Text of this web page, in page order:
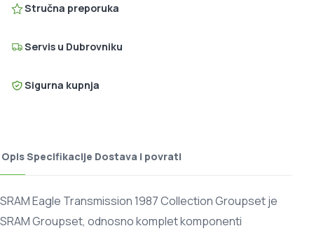
Stručna preporuka
Servis u Dubrovniku
Sigurna kupnja
OpisSpecifikacije Dostava i povrati
SRAM Eagle Transmission 1987 Collection Groupset je
SRAM Groupset, odnosno komplet komponenti